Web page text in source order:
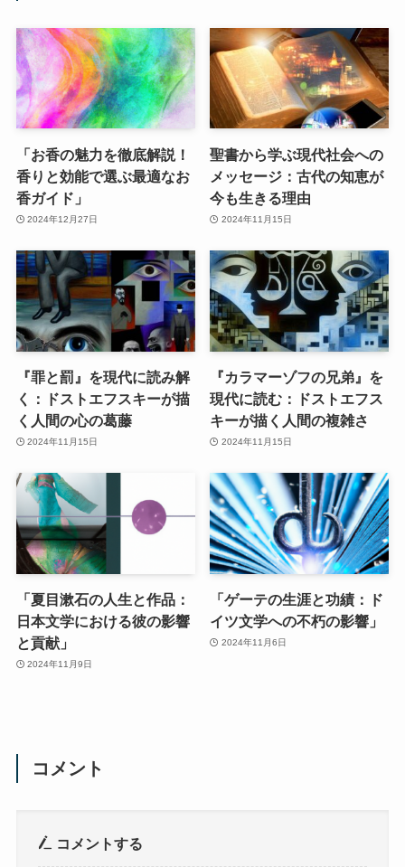
「お香の魅力を徹底解説！
香りと効能で選ぶ最適なお
香ガイド」
2024年12月27日
聖書から学ぶ現代社会への
メッセージ：古代の知恵が
今も生きる理由
2024年11月15日
『罪と罰』を現代に読み解
く：ドストエフスキーが描
く人間の心の葛藤
2024年11月15日
『カラマーゾフの兄弟』を
現代に読む：ドストエフス
キーが描く人間の複雑さ
2024年11月15日
「夏目漱石の人生と作品：
日本文学における彼の影響
と貢献」
2024年11月9日
「ゲーテの生涯と功績：ド
イツ文学への不朽の影響」
2024年11月6日
コメント
コメントする